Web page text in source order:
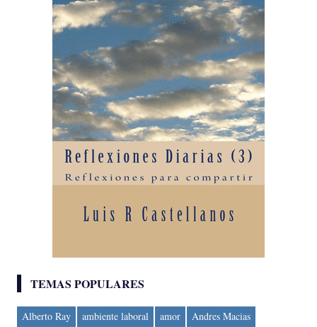
TEMAS POPULARES
Alberto Ray ambiente laboral amor
Andres Macias